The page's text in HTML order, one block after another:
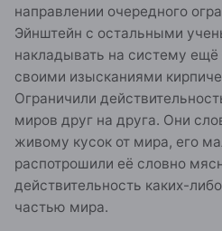
направлении очередного
Эйнштейн с остальными
накладывать на систему
своими изысканиями
Ограничили
миров друг на друга. Они
живому кусок от мира, его
распотрошили её словно
действительность каких-
частью мира.